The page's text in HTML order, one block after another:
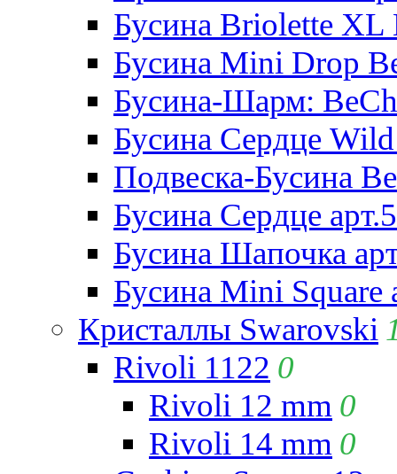
Бусина Briolette XL
Бусина Mini Drop
Бусина-Шарм:
Бусина Сердце
Подвеска-Бусина
Бусина Сердце
Бусина Шапочка
Бусина Mini Square
Кристаллы Swarovski
Rivoli 1122 0
Rivoli 12 mm 0
Rivoli 14 mm 0